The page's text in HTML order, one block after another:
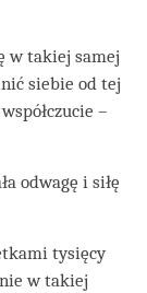
w takiej samej
siebie od tej
–
odwagę i siłę
tysięcy
w takiej